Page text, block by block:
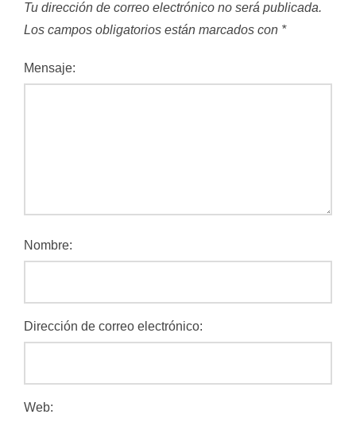
Tu dirección de correo electrónico no será publicada.
Los campos obligatorios están marcados con *
Mensaje:
Nombre:
Dirección de correo electrónico:
Web: